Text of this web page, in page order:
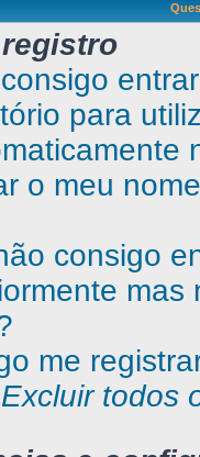
registro
para
o meu
consigo
me
Excluir todos